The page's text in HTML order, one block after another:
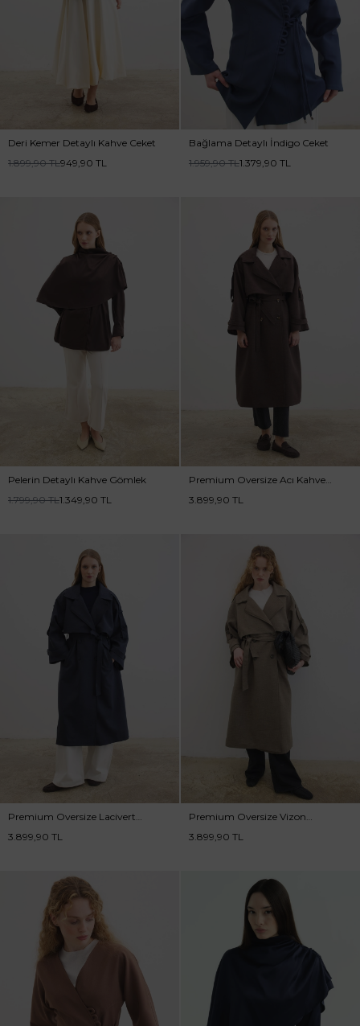
Deri Kemer Detaylı Kahve Ceket
1.899,90TL949,90 TL
Bağlama Detaylı İndigo Ceket
1.959,90TL1.379,90 TL
Pelerin Detaylı Kahve Gömlek
1.799,90TL1.349,90 TL
Premium Oversize Acı Kahve
Trençkot
3.899,90 TL
Premium Oversize Lacivert
3.899,90 TL
Premium Oversize Vizon
3.899,90 TL